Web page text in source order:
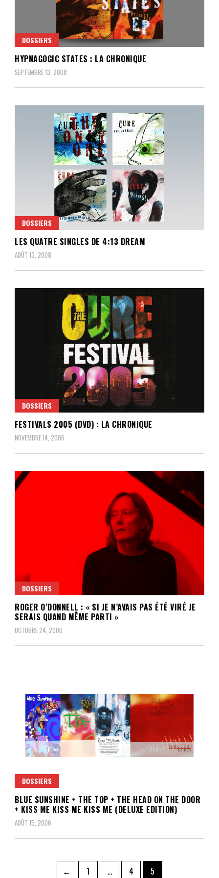
DOSSIERS
HYPNAGOGIC STATES : LA CHRONIQUE
SEPTEMBRE 13, 2008
DOSSIERS
LES QUATRE SINGLES DE 4:13 DREAM
AOÛT 13, 2008
DOSSIERS
FESTIVALS 2005 (DVD) : LA CHRONIQUE
NOVEMBRE 14, 2006
DOSSIERS
ROGER O’DONNELL : « SI JE N’AVAIS PAS ÉTÉ VIRÉ JE
SERAIS QUAND MÊME PARTI »
OCTOBRE 24, 2006
DOSSIERS
BLUE SUNSHINE + THE TOP + THE HEAD ON THE DOOR
+ KISS ME KISS ME KISS ME (DELUXE EDITION)
AOÛT 15, 2006
← Page
1 … Page
4 Page
5